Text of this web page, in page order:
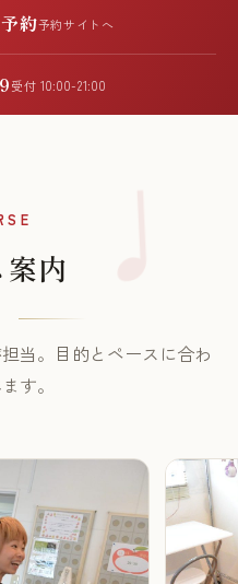
約予約サイトへ
受付 10:00-21:00
内
当。目的とペースに合わ
す。